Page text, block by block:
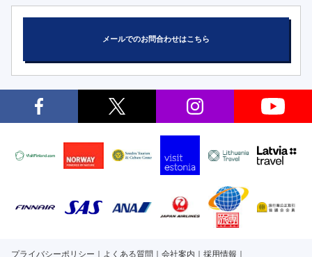
メールでのお問合わせはこちら
プライバシーポリシー よくある質問 会社案内 採用情報